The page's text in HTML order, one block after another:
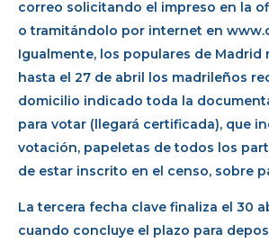
correo solicitando el impreso en la
o tramitándolo por internet en
Igualmente, los populares de Madrid
hasta el 27 de abril los madrileños
domicilio indicado toda la
para votar (llegará certificada), que
votación, papeletas de todos los
de estar inscrito en el censo, sobre
La tercera fecha clave finaliza el 30
cuando concluye el plazo para